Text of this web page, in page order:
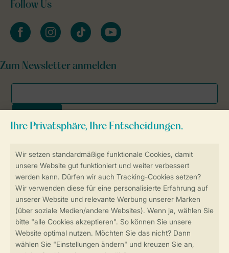
Sicherstellung Deiner Privatsphäre
Sicher und schnell zur Online-Buchung
SSL-Verschlüsselung
Sichere Datenübertragung
Sicheres Bezahlen
Follow Us
facebookinstagramtiktok youtube
Zum Newsletter anmelden